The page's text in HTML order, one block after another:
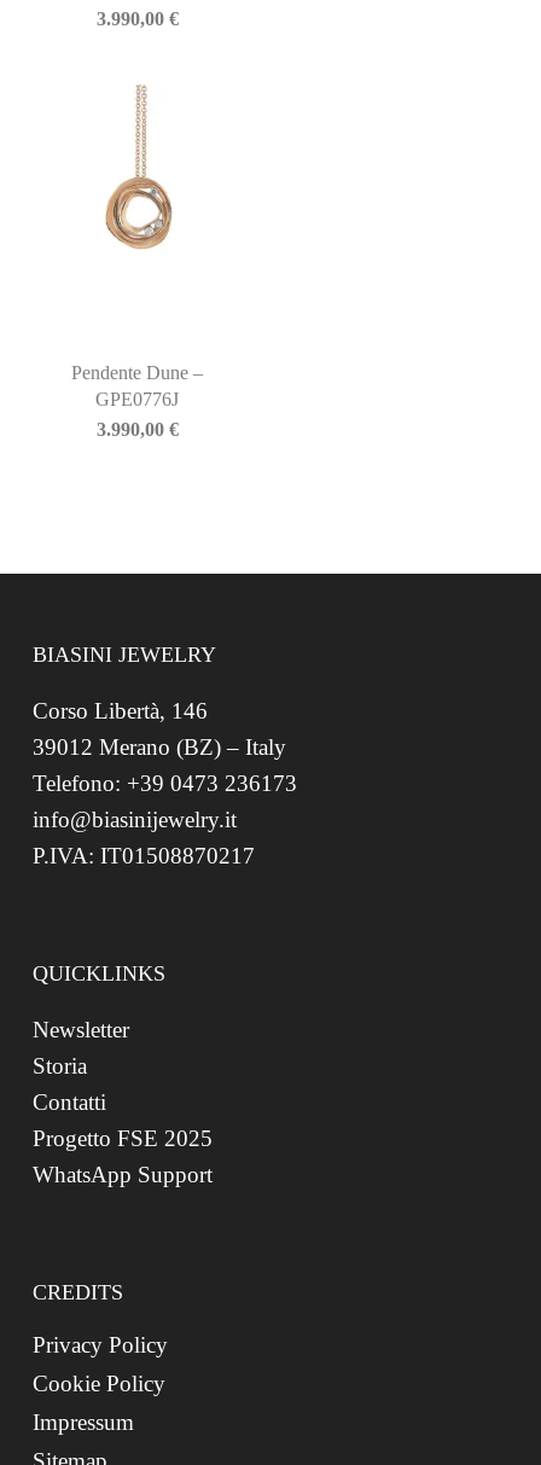
3.990,00 €
Pendente Dune –
GPE0776J
3.990,00 €
BIASINI JEWELRY
Corso Libertà, 146
39012 Merano (BZ) – Italy
Telefono: +39 0473 236173
info@biasinijewelry.it
P.IVA: IT01508870217
QUICKLINKS
Newsletter
Storia
Contatti
Progetto FSE 2025
WhatsApp Support
CREDITS
Privacy Policy
Cookie Policy
Impressum